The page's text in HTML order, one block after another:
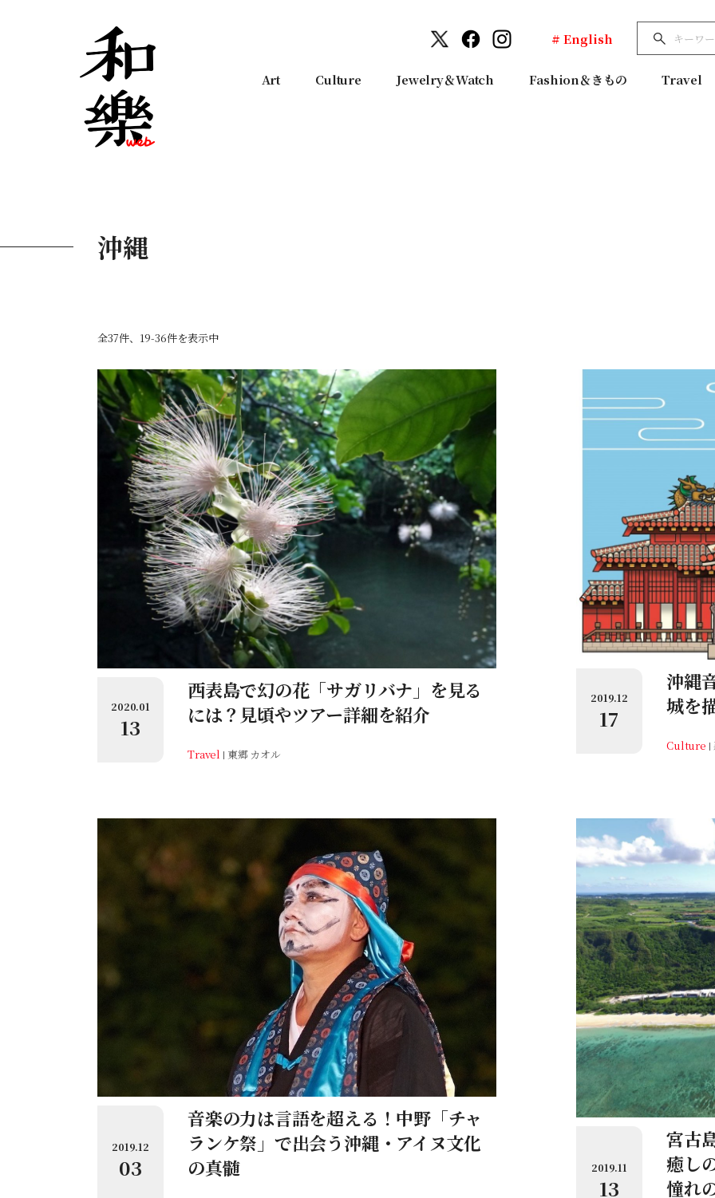
# English
Art Culture Jewelry＆Watch Fashion＆きもの Travel
沖縄
全37件、19-36件を表示中
2020.01
13
西表島で幻の花「サガリバナ」を見る
には？見頃やツアー詳細を紹介
Travel 東郷 カオル
2019.12
17
沖縄
城を
Culture
2019.12
03
音楽の力は言語を超える！中野「チャ
ランケ祭」で出会う沖縄・アイヌ文化
の真髄
2019.11
13
宮古
癒し
憧れ